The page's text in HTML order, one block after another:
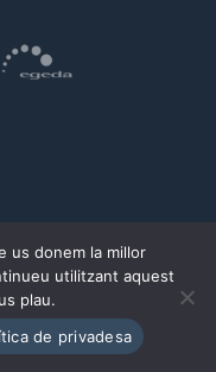
us donem la millor
utilitzant aquest
plau.
de privadesa